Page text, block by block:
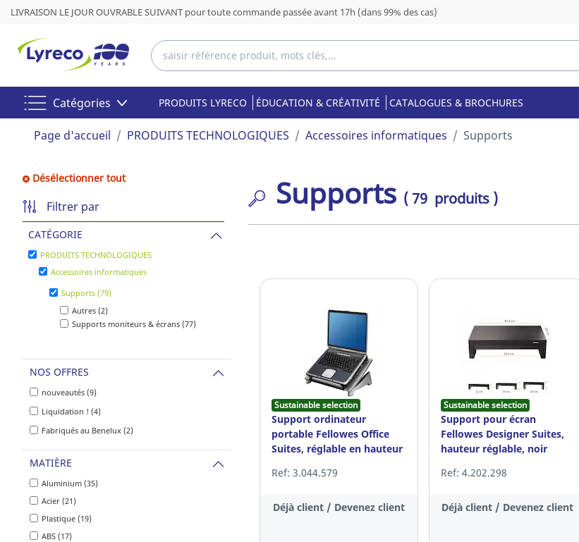
LIVRAISON LE JOUR OUVRABLE SUIVANT pour toute commande passée avant 17h (dans 99% des cas)
Catégories PRODUITS LYRECO ÉDUCATION & CRÉATIVITÉ CATALOGUES & BROCHURES
Page d'accueil PRODUITS TECHNOLOGIQUES Accessoires informatiques Supports
Désélectionner tout
Filtrer par
CATÉGORIE
PRODUITS TECHNOLOGIQUES
Accessoires informatiques
Supports (79)
Autres (2)
Supports moniteurs & écrans (77)
NOS OFFRES
nouveautés (9)
Liquidation ! (4)
Fabriqués au Benelux (2)
MATIÈRE
Aluminium (35)
Acier (21)
Plastique (19)
ABS (17)
Supports ( 79 produits )
Sustainable selection
Support ordinateur
portable Fellowes Office
Suites, réglable en hauteur
Ref: 3.044.579
Déjà client / Devenez client
Sustainable selection
Support pour écran
Fellowes Designer Suites,
hauteur réglable, noir
Ref: 4.202.298
Déjà client / Devenez client